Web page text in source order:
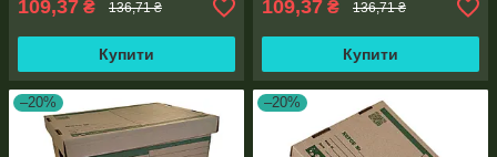
109,37 ₴ 136,71 ₴
Купити
109,37 ₴ 136,71 ₴
Купити
–20% –20%